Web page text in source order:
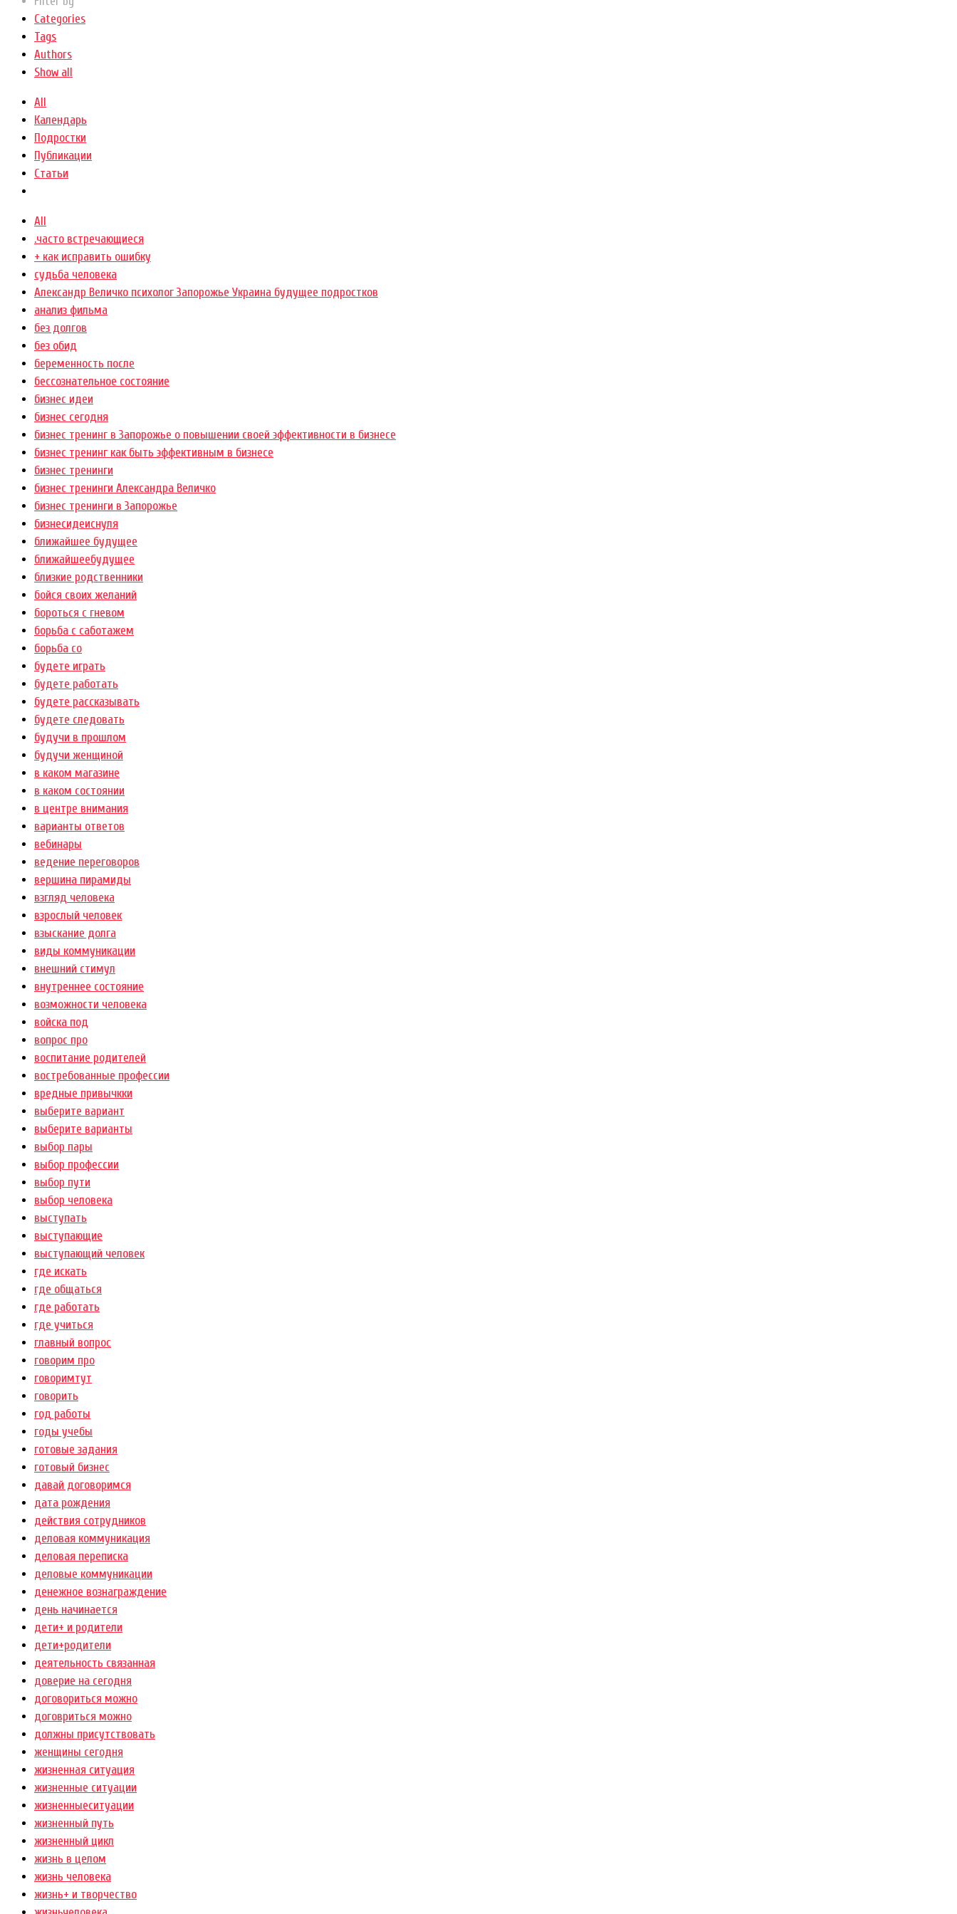
Categories
Tags
Authors
Show all
All
Календарь
Подростки
Публикации
Статьи
All
.часто встречающиеся
+ как исправить ошибку
cудьба человека
Александр Величко психолог Запорожье Украина будущее подростков
анализ фильма
без долгов
без обид
беременность после
бессознательное состояние
бизнес идеи
бизнес сегодня
бизнес тренинг в Запорожье о повышении своей эффективности в бизнесе
бизнес тренинг как быть эффективным в бизнесе
бизнес тренинги
бизнес тренинги Александра Величко
бизнес тренинги в Запорожье
бизнесидеиснуля
ближайшее будущее
ближайшеебудущее
близкие родственники
бойся своих желаний
бороться с гневом
борьба с саботажем
борьба со
будете играть
будете работать
будете рассказывать
будете следовать
будучи в прошлом
будучи женщиной
в каком магазине
в каком состоянии
в центре внимания
варианты ответов
вебинары
ведение переговоров
вершина пирамиды
взгляд человека
взрослый человек
взыскание долга
виды коммуникации
внешний стимул
внутреннее состояние
возможности человека
войска под
вопрос про
воспитание родителей
востребованные профессии
вредные привычкки
выберите вариант
выберите варианты
выбор пары
выбор профессии
выбор пути
выбор человека
выступать
выступающие
выступающий человек
где искать
где общаться
где работать
где учиться
главный вопрос
говорим про
говоримтут
говорить
год работы
годы учебы
готовые задания
готовый бизнес
давай договоримся
дата рождения
действия сотрудников
деловая коммуникация
деловая переписка
деловые коммуникации
денежное вознаграждение
день начинается
дети+ и родители
дети+родители
деятельность связанная
доверие на сегодня
договориться можно
договриться можно
должны присутствовать
женщины сегодня
жизненная ситуация
жизненные ситуации
жизненныеситуации
жизненный путь
жизненный цикл
жизнь в целом
жизнь человека
жизнь+ и творчество